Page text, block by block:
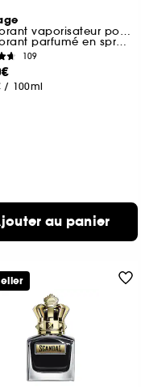
Déodorant vaporisateur pour homme
Déodorant parfumé en spray 150 ml
109
/ 100ml
au panier